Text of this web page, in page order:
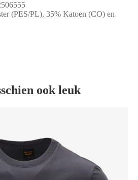
(PES/PL), 35% Katoen (CO) en
ook leuk